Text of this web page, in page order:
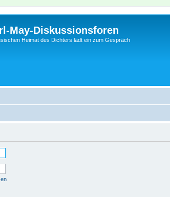
May-Diskussionsforen
Heimat des Dichters lädt ein zum Gespräch